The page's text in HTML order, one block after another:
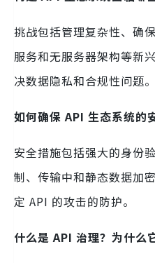
挑战包括管理复杂性、确
服务和无服务器架构等新
决数据隐私和合规性问题。
如何确保 API 生态系统的
安全措施包括强大的身份
制、传输中和静态数据加
定 API 的攻击的防护。
什么是 API 治理？为什么